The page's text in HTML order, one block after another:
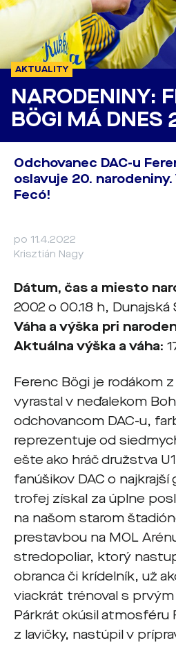
AKTUALITY
NARODENINY:
BÖGI MÁ DNES
Odchovanec DAC-u
oslavuje 20.
Fecó!
po 11.4.2022
Krisztián Nagy
Dátum, čas a miesto
2002 o 00.18 h, Dunajská
Váha a výška pri
Aktuálna výška a váha:
Ferenc Bögi je rodákom
vyrastal v neďalekom
odchovancom DAC-u,
reprezentuje od
ešte ako hráč družstva
fanúšikov DAC o
trofej získal za úplne
na našom starom
prestavbou na MOL
stredopoliar, ktorý
obranca či krídelník, už
viackrát trénoval s
Párkrát okúsil atmosféru
z lavičky, nastúpil v